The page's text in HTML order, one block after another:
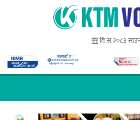
वि.सं.२०८३